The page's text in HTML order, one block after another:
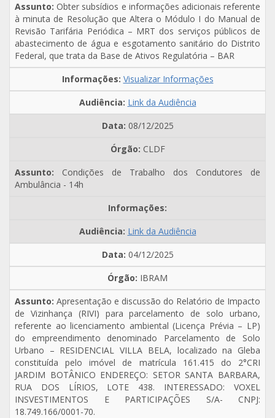
Obter subsídios e informações adicionais referente
à minuta de Resolução que Altera o Módulo I do Manual de
Revisão Tarifária Periódica – MRT dos serviços públicos de
abastecimento de água e esgotamento sanitário do Distrito
Federal, que trata da Base de Ativos Regulatória – BAR
Visualizar Informações
Link da Audiência
08/12/2025
CLDF
Condições de Trabalho dos Condutores de
Ambulância - 14h
Link da Audiência
04/12/2025
IBRAM
Apresentação e discussão do Relatório de Impacto
de Vizinhança (RIVI) para parcelamento de solo urbano,
referente ao licenciamento ambiental (Licença Prévia – LP)
do empreendimento denominado Parcelamento de Solo
Urbano – RESIDENCIAL VILLA BELA, localizado na Gleba
constituída pelo imóvel de matrícula 161.415 do 2°CRI
JARDIM BOTÂNICO ENDEREÇO: SETOR SANTA BARBARA,
RUA DOS LÍRIOS, LOTE 438. INTERESSADO: VOXEL
INSVESTIMENTOS E PARTICIPAÇÕES S/A- CNPJ:
18.749.166/0001-70.